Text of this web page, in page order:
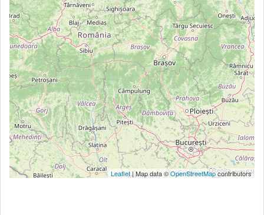
Leaflet| Map data ©OpenStreetMapcontributors